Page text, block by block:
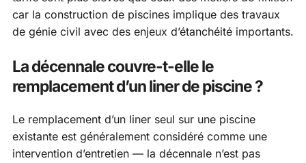
car la construction de piscines implique des travaux
de génie civil avec des enjeux d’étanchéité importants.
La décennale couvre-t-elle le
remplacement d’un liner de piscine ?
Le remplacement d’un liner seul sur une piscine
existante est généralement considéré comme une
intervention d’entretien — la décennale n’est pas